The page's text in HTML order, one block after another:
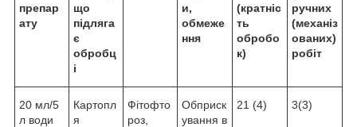
препар
ату
що
підляга
є
обробц
і
и,
обмеже
ння
(кратніс
ть
обробо
к)
ручних
(механіз
ованих)
робіт
20 мл/5
л води
Картопл
я
Фітофто
роз,
Обприск
ування в
21 (4) 3(3)